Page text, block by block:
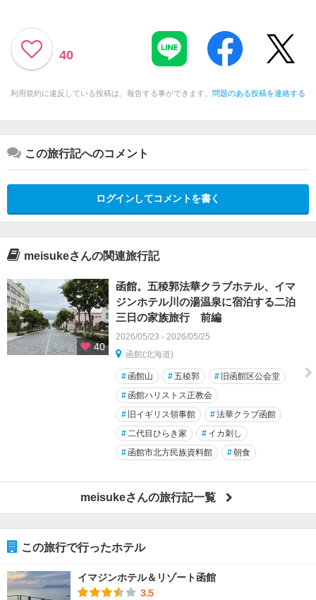
40
利用規約に違反している投稿は、報告する事ができます。 問題のある投稿を連絡する
この旅行記へのコメント
ログインしてコメントを書く
meisukeさんの関連旅行記
40
函館。五稜郭法華クラブホテル、イマ
ジンホテル川の湯温泉に宿泊する二泊
三日の家族旅行 前編
2026/05/23 - 2026/05/25
函館(北海道)
#函館山 #五稜郭 # 旧函館区公会堂
#函館ハリストス正教会
# 旧イギリス領事館 #法華クラブ函館
#二代目ひらき家 # イカ刺し
#函館市北方民族資料館 #朝食
meisukeさんの旅行記一覧
この旅行で行ったホテル
イマジンホテル＆リゾート函館
3.5